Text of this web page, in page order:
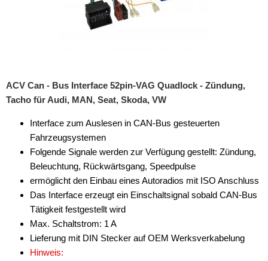
für Lamborghini
für Lancia
für Land Rover
für Lincoln
für MAN
für Mazda
für Mercedes
für Mercury
ACV Can - Bus Interface 52pin-VAG Quadlock - Zündung,
Tacho für Audi, MAN, Seat, Skoda, VW
Interface zum Auslesen in CAN-Bus gesteuerten
Fahrzeugsystemen
Folgende Signale werden zur Verfügung gestellt: Zündung,
Beleuchtung, Rückwärtsgang, Speedpulse
ermöglicht den Einbau eines Autoradios mit ISO Anschluss
Das Interface erzeugt ein Einschaltsignal sobald CAN-Bus
Tätigkeit festgestellt wird
Max. Schaltstrom: 1 A
Lieferung mit DIN Stecker auf OEM Werksverkabelung
Hinweis: